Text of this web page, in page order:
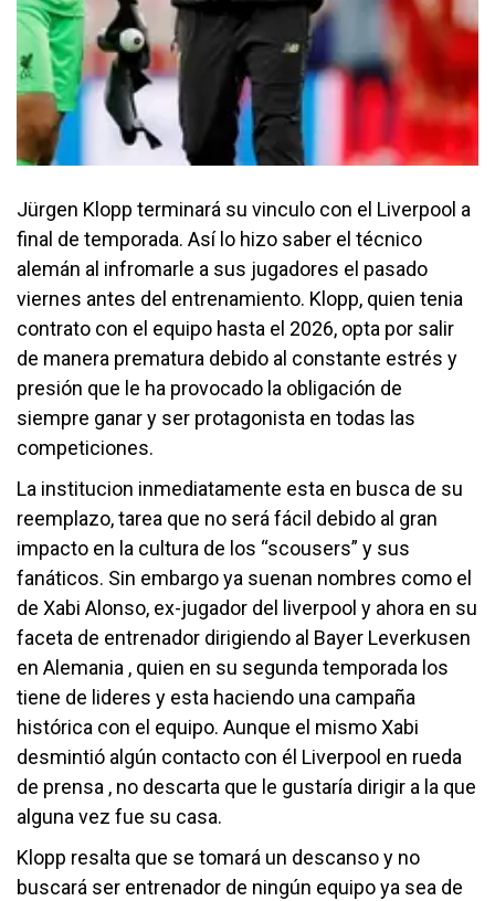
Jürgen Klopp terminará su vinculo con el Liverpool a
final de temporada. Así lo hizo saber el técnico
alemán al infromarle a sus jugadores el pasado
viernes antes del entrenamiento. Klopp, quien tenia
contrato con el equipo hasta el 2026, opta por salir
de manera prematura debido al constante estrés y
presión que le ha provocado la obligación de
siempre ganar y ser protagonista en todas las
competiciones.
La institucion inmediatamente esta en busca de su
reemplazo, tarea que no será fácil debido al gran
impacto en la cultura de los “scousers” y sus
fanáticos. Sin embargo ya suenan nombres como el
de Xabi Alonso, ex-jugador del liverpool y ahora en su
faceta de entrenador dirigiendo al Bayer Leverkusen
en Alemania , quien en su segunda temporada los
tiene de lideres y esta haciendo una campaña
histórica con el equipo. Aunque el mismo Xabi
desmintió algún contacto con él Liverpool en rueda
de prensa , no descarta que le gustaría dirigir a la que
alguna vez fue su casa.
Klopp resalta que se tomará un descanso y no
buscará ser entrenador de ningún equipo ya sea de